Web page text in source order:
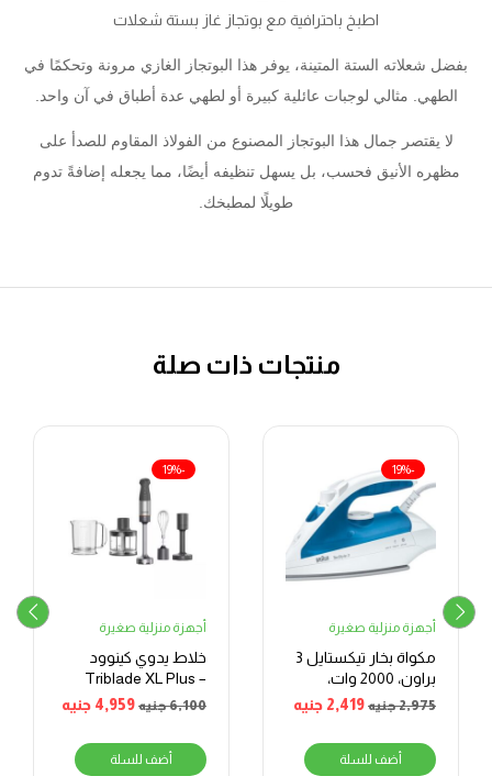
اطبخ باحترافية مع بوتجاز غاز بستة شعلات
بفضل شعلاته الستة المتينة، يوفر هذا البوتجاز الغازي مرونة وتحكمًا في
الطهي. مثالي لوجبات عائلية كبيرة أو لطهي عدة أطباق في آن واحد.
لا يقتصر جمال هذا البوتجاز المصنوع من الفولاذ المقاوم للصدأ على
مظهره الأنيق فحسب، بل يسهل تنظيفه أيضًا، مما يجعله إضافةً تدوم
طويلًا لمطبخك.
منتجات ذات صلة
-19%
أجهزة منزلية صغيرة
مكواة بخار تيكستايل 3
براون، 2000 وات،
ابيض/ازرق – TS340C
2,975جنيه 2,419 جنيه
أضف للسلة
-19%
أجهزة منزلية صغيرة
خلاط يدوي كينوود
Triblade XL Plus –
1000 وات – أسود
6,100جنيه 4,959 جنيه
أضف للسلة